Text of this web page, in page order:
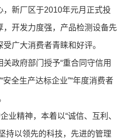
新厂区于2010年元月正式投
，开发力度强，产品检测设备先
广大消费者青睐和好评。
政府部门授予“重合同守信用
安全生产达标企业”“年度消费者
业精神，本着以“诚信、互利、
持以领先的科技，先进的管理